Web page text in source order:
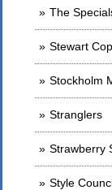
The
Stewart
Stockholm
Stranglers
Strawberry
Style